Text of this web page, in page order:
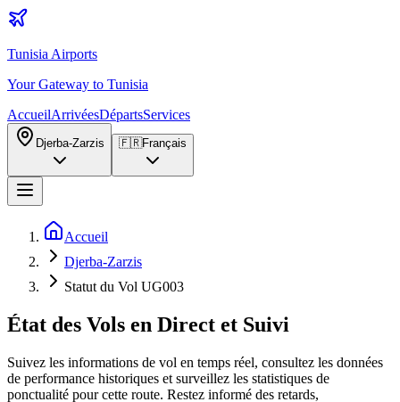
Tunisia Airports
Your Gateway to Tunisia
AccueilArrivéesDépartsServices
Djerba-Zarzis 🇫🇷Français
Accueil
Djerba-Zarzis
Statut du Vol UG003
État des Vols en Direct et Suivi
Suivez les informations de vol en temps réel, consultez les données
de performance historiques et surveillez les statistiques de
ponctualité pour cette route. Restez informé des retards,